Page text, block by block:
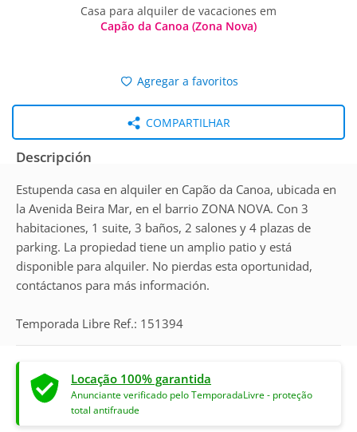
Casa para alquiler de vacaciones em
Capão da Canoa (Zona Nova)
Agregar a favoritos
COMPARTILHAR
Descripción
Estupenda casa en alquiler en Capão da Canoa, ubicada en
la Avenida Beira Mar, en el barrio ZONA NOVA. Con 3
habitaciones, 1 suite, 3 baños, 2 salones y 4 plazas de
parking. La propiedad tiene un amplio patio y está
disponible para alquiler. No pierdas esta oportunidad,
contáctanos para más información.
Temporada Libre Ref.: 151394
Locação 100% garantida
Anunciante verificado pelo TemporadaLivre - proteção
total antifraude